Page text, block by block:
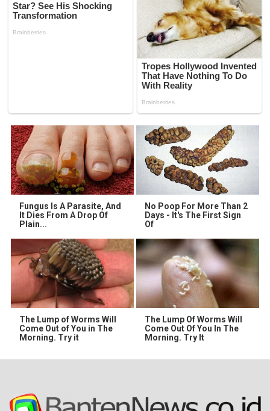
Fungus Is A Parasite, And
It Dies From A Drop Of
Plain...
No Poop For More Than 2
Days - It's The First Sign
Of
The Lump of Worms Will
Come Out of You in The
Morning. Try it
The Lump Of Worms Will
Come Out Of You In The
Morning. Try It